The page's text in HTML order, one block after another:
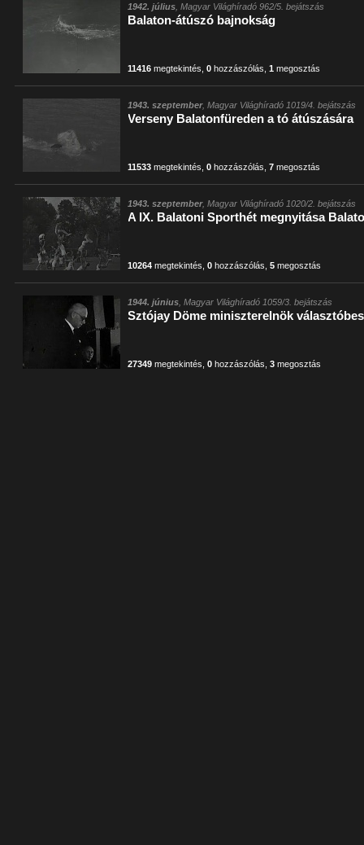
1942. július , Magyar Világhíradó 962/5. bejátszás
Balaton-átúszó bajnokság
11416 megtekintés ,0 hozzászólás ,1 megosztás
1943. szeptember, Magyar Világhíradó 1019/4. bejátszás
Verseny Balatonfüreden a tó átúszására
11533 megtekintés ,0 hozzászólás ,7 megosztás
1943. szeptember, Magyar Világhíradó 1020/2. bejátszás
A IX. Balatoni Sporthét megnyitása
10264 megtekintés ,0 hozzászólás ,5 megosztás
1944. június , Magyar Világhíradó 1059/3. bejátszás
Sztójay Döme miniszterelnök
27349 megtekintés ,0 hozzászólás ,3 megosztás